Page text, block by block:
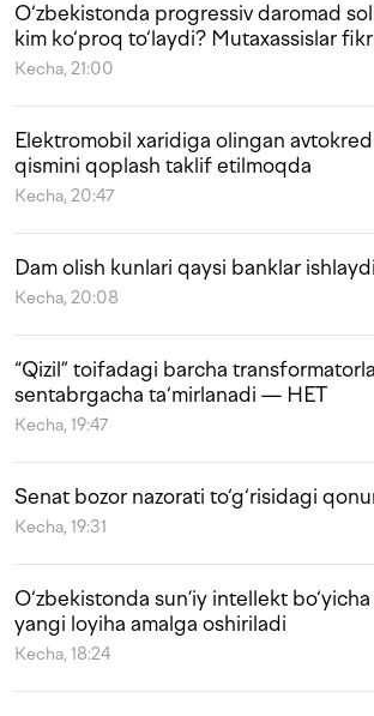
O‘zbekistonda progressiv daromad
kim ko‘proq to‘laydi? Mutaxassislar
Kecha, 21:00
Elektromobil xaridiga olingan
qismini qoplash taklif etilmoqda
Kecha, 20:47
Dam olish kunlari qaysi banklar
Kecha, 20:08
“Qizil” toifadagi barcha
sentabrgacha ta‘mirlanadi — HET
Kecha, 19:47
Senat bozor nazorati to‘g‘risidagi
Kecha, 19:31
O‘zbekistonda sun’iy intellekt
yangi loyiha amalga oshiriladi
Kecha, 18:24